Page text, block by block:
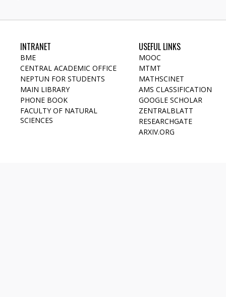
INTRANET
BME
CENTRAL ACADEMIC OFFICE
NEPTUN FOR STUDENTS
MAIN LIBRARY
PHONE BOOK
FACULTY OF NATURAL
SCIENCES
USEFUL LINKS
MOOC
MTMT
MATHSCINET
AMS CLASSIFICATION
GOOGLE SCHOLAR
ZENTRALBLATT
RESEARCHGATE
ARXIV.ORG